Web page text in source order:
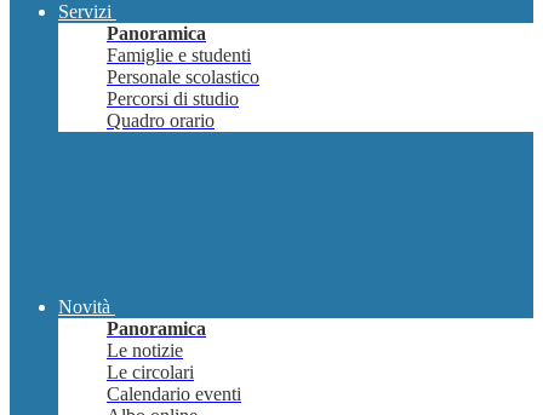
Servizi
Panoramica
Famiglie e studenti
Personale scolastico
Percorsi di studio
Quadro orario
Novità
Panoramica
Le notizie
Le circolari
Calendario eventi